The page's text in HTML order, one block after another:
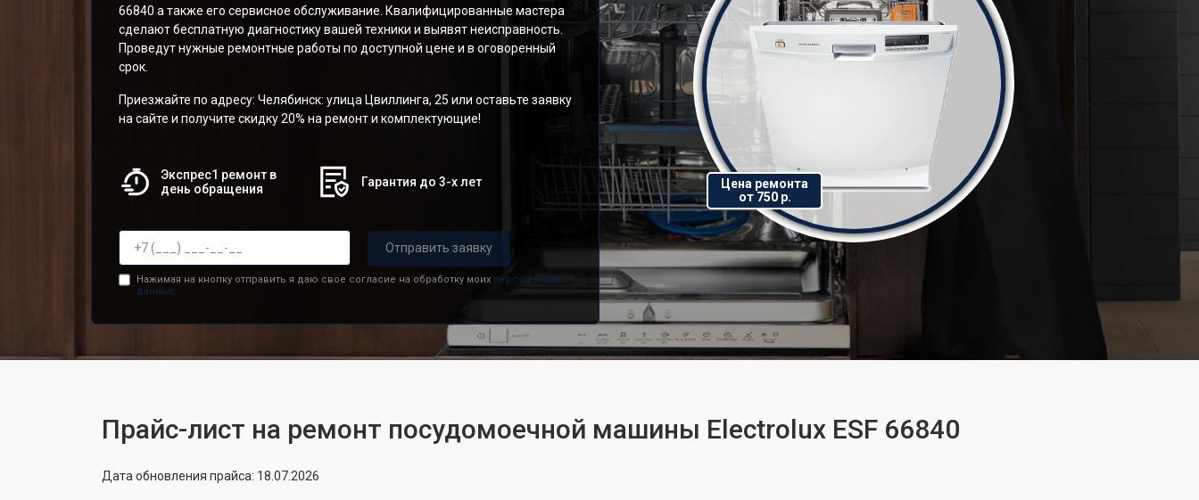
66840 а также его сервисное обслуживание. Квалифицированные мастера
сделают бесплатную диагностику вашей техники и выявят неисправность.
Проведут нужные ремонтные работы по доступной цене и в оговоренный
срок.
Приезжайте по адресу: Челябинск: улица Цвиллинга, 25 или оставьте заявку
на сайте и получите скидку 20% на ремонт и комплектующие!
Экспрес1 ремонт в
день обращения
Гарантия до 3-х лет
Отправить заявку
Нажимая на кнопку отправить я даю свое согласие на обработку моих персональных
данных.
Цена ремонта
от 750 р.
Прайс-лист на ремонт посудомоечной машины Electrolux ESF 66840
Дата обновления прайса: 18.07.2026